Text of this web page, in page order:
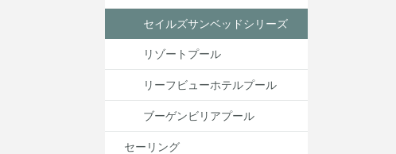
セイルズサンベッドシリーズ
リゾートプール
リーフビューホテルプール
ブーゲンビリアプール
セーリング